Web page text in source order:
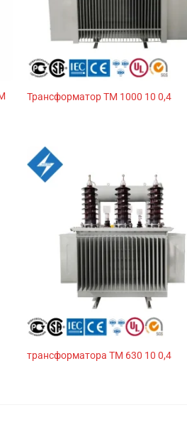
Трансформатор ТМ 1000 10 0,4
трансформатора ТМ 630 10 0,4